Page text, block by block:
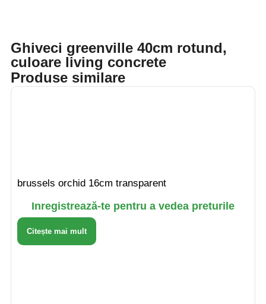
Ghiveci greenville 40cm rotund,
culoare living concrete
Produse similare
brussels orchid 16cm transparent
Inregistrează-te pentru a vedea preturile
Citește mai mult